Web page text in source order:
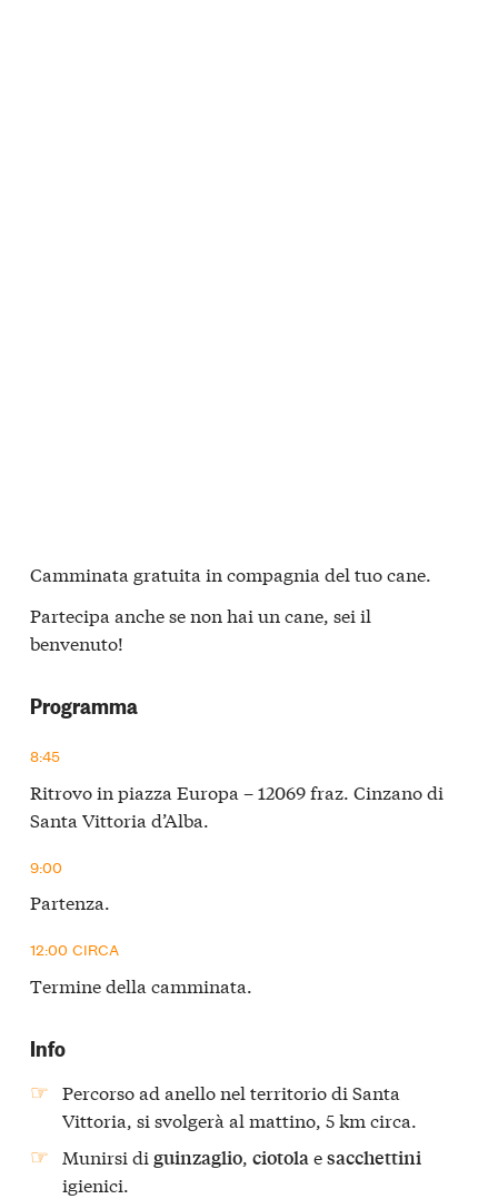
Camminata gratuita in compagnia del tuo cane.
Partecipa anche se non hai un cane, sei il
benvenuto!
Programma
8:45
Ritrovo in piazza Europa – 12069 fraz. Cinzano di
Santa Vittoria d’Alba.
9:00
Partenza.
12:00 CIRCA
Termine della camminata.
Info
Percorso ad anello nel territorio di Santa
Vittoria, si svolgerà al mattino, 5 km circa.
Munirsi diguinzaglio,ciotolaesacchettini
igienici.